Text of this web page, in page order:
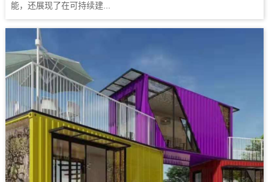
能，还展现了在可持续建...